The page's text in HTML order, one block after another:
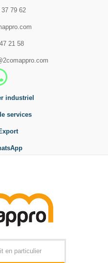
79 62
21 58
industriel
services